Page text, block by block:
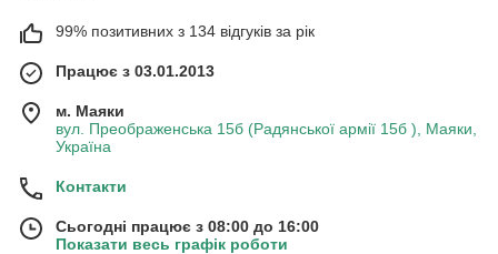
99% позитивних з 134 відгуків за рік
Працює з 03.01.2013
м. Маяки
вул. Преображенська 15б (Радянської армії 15б ), Маяки,
Україна
Контакти
Сьогодні працює з 08:00 до 16:00
Показати весь графік роботи